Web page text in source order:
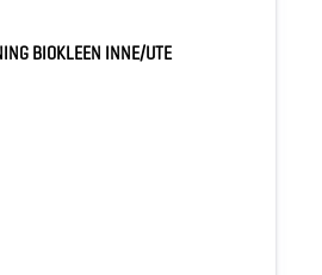
BIOKLEEN INNE/UTE